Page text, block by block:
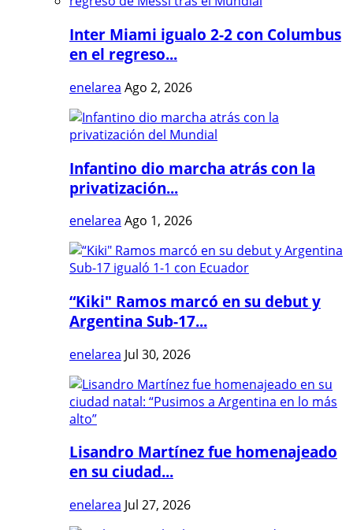
Inter Miami igualo 2-2 con Columbus
en el regreso...
enelarea Ago 2, 2026
Infantino dio marcha atrás con la
privatización...
enelarea Ago 1, 2026
“Kiki" Ramos marcó en su debut y
Argentina Sub-17...
enelarea Jul 30, 2026
Lisandro Martínez fue homenajeado
en su ciudad...
enelarea Jul 27, 2026